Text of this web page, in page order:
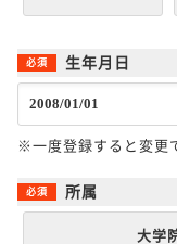
生年月日
※一度登録すると変更
所属
大学